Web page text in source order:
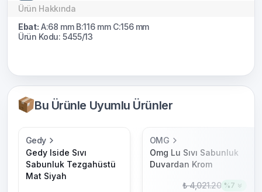
Bu Ürünle Uyumlu Ürünler
Gedy
Gedy Iside Sıvı
Sabunluk Tezgahüstü
Mat Siyah
OMG
Omg Lu Sıvı Sabunluk
Duvardan Krom
₺ 4,021.20 %7
Ürün Hakkında
Ebat: A:68 mm B:116 mm C:156 mm
Ürün Kodu: 5455/13